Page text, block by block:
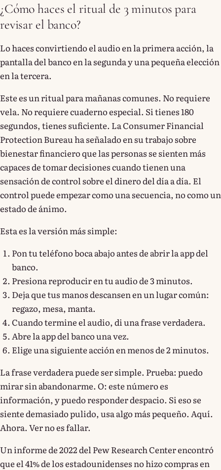
¿Cómo haces el ritual de 3 minutos para
revisar el banco?
Lo haces convirtiendo el audio en la primera acción, la
pantalla del banco en la segunda y una pequeña elección
en la tercera.
Este es un ritual para mañanas comunes. No requiere
vela. No requiere cuaderno especial. Si tienes 180
segundos, tienes suficiente. La Consumer Financial
Protection Bureau ha señalado en su trabajo sobre
bienestar financiero que las personas se sienten más
capaces de tomar decisiones cuando tienen una
sensación de control sobre el dinero del día a día. El
control puede empezar como una secuencia, no como un
estado de ánimo.
Esta es la versión más simple:
Pon tu teléfono boca abajo antes de abrir la app del
banco.
Presiona reproducir en tu audio de 3 minutos.
Deja que tus manos descansen en un lugar común:
regazo, mesa, manta.
Cuando termine el audio, di una frase verdadera.
Abre la app del banco una vez.
Elige una siguiente acción en menos de 2 minutos.
La frase verdadera puede ser simple. Prueba: puedo
mirar sin abandonarme. O: este número es
información, y puedo responder despacio. Si eso se
siente demasiado pulido, usa algo más pequeño. Aquí.
Ahora. Ver no es fallar.
Un informe de 2022 del Pew Research Center encontró
que el 41% de los estadounidenses no hizo compras en